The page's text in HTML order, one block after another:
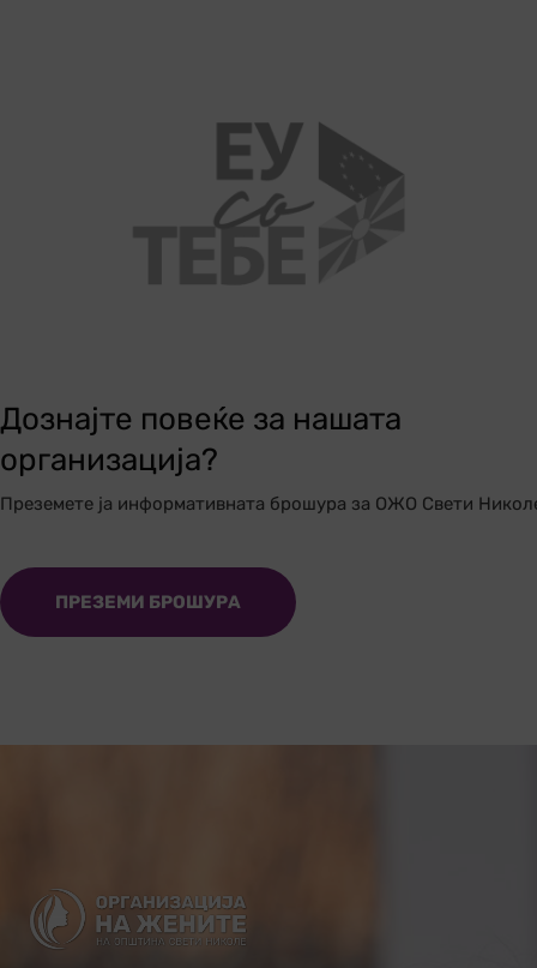
Дознајте повеќе за нашата
организација?
Преземете ја информативната брошура за ОЖО Свети
ПРЕЗЕМИ БРОШУРА